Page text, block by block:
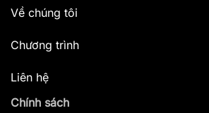
Về chúng tôi
Chương trình
Liên hệ
Chính sách